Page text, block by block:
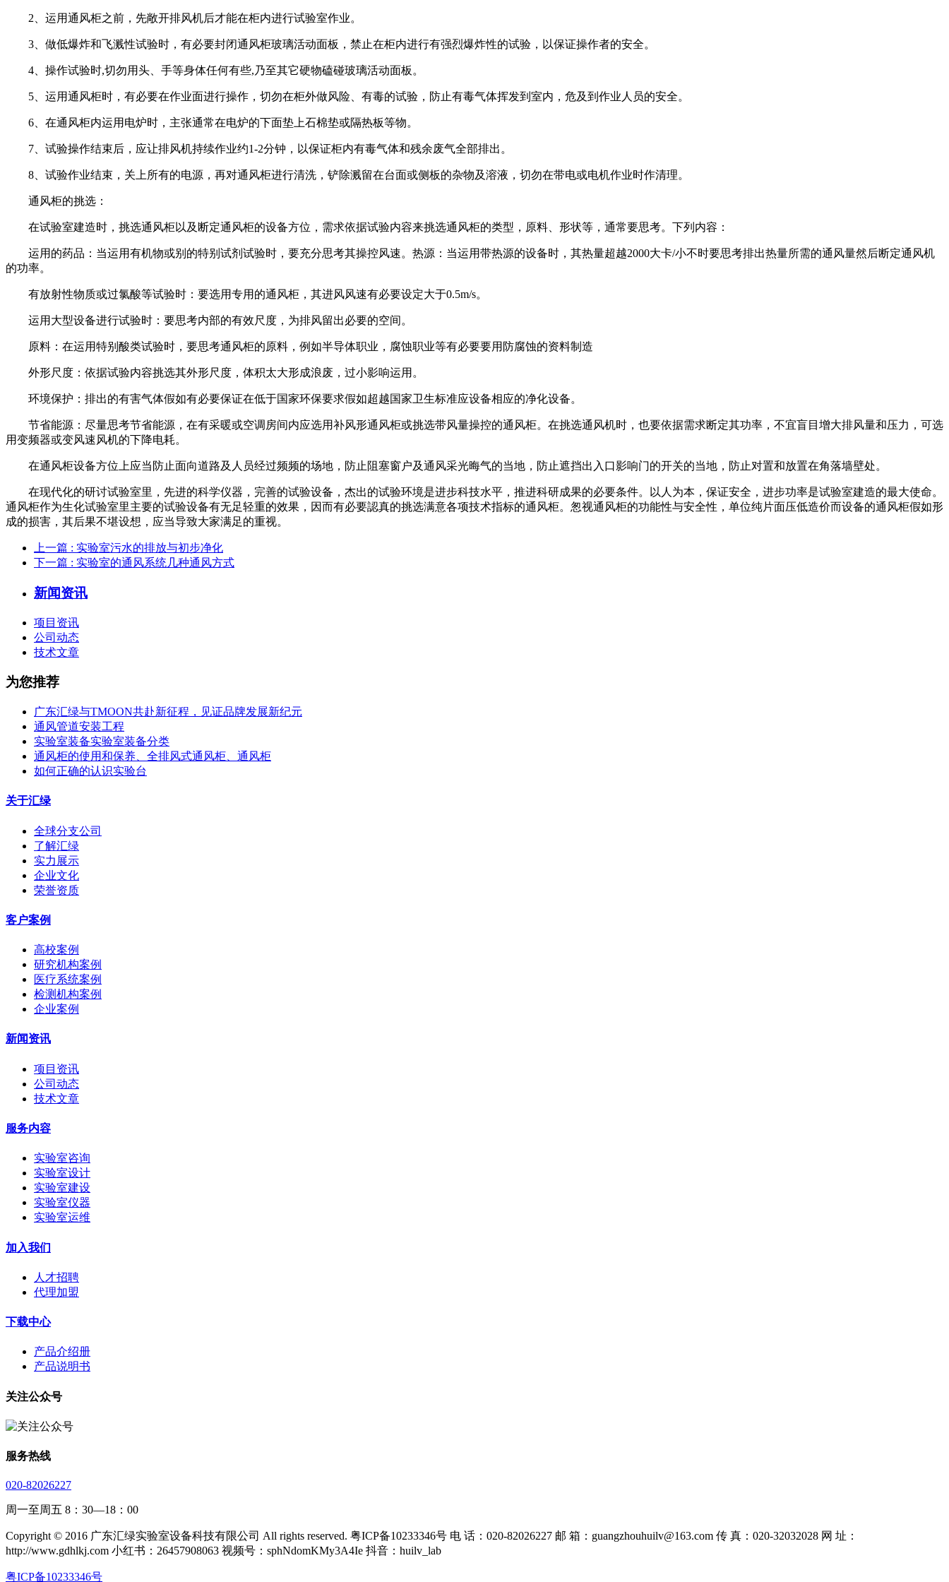
2、运用通风柜之前，先敞开排风机后才能在柜内进行试验室作业。
3、做低爆炸和飞溅性试验时，有必要封闭通风柜玻璃活动面板，禁止在柜内进行有强烈爆炸性的试验，以保证操作者的安全。
4、操作试验时,切勿用头、手等身体任何有些,乃至其它硬物磕碰玻璃活动面板。
5、运用通风柜时，有必要在作业面进行操作，切勿在柜外做风险、有毒的试验，防止有毒气体挥发到室内，危及到作业人员的安全。
6、在通风柜内运用电炉时，主张通常在电炉的下面垫上石棉垫或隔热板等物。
7、试验操作结束后，应让排风机持续作业约1-2分钟，以保证柜内有毒气体和残余废气全部排出。
8、试验作业结束，关上所有的电源，再对通风柜进行清洗，铲除溅留在台面或侧板的杂物及溶液，切勿在带电或电机作业时作清理。
通风柜的挑选：
在试验室建造时，挑选通风柜以及断定通风柜的设备方位，需求依据试验内容来挑选通风柜的类型，原料、形状等，通常要思考。下列内容：
运用的药品：当运用有机物或别的特别试剂试验时，要充分思考其操控风速。热源：当运用带热源的设备时，其热量超越2000大卡/小不时要思考排出热量所需的通风量然后断定通风机
的功率。
有放射性物质或过氯酸等试验时：要选用专用的通风柜，其进风风速有必要设定大于0.5m/s。
运用大型设备进行试验时：要思考内部的有效尺度，为排风留出必要的空间。
原料：在运用特别酸类试验时，要思考通风柜的原料，例如半导体职业，腐蚀职业等有必要要用防腐蚀的资料制造
外形尺度：依据试验内容挑选其外形尺度，体积太大形成浪废，过小影响运用。
环境保护：排出的有害气体假如有必要保证在低于国家环保要求假如超越国家卫生标准应设备相应的净化设备。
节省能源：尽量思考节省能源，在有采暖或空调房间内应选用补风形通风柜或挑选带风量操控的通风柜。在挑选通风机时，也要依据需求断定其功率，不宜盲目增大排风量和压力，可选
用变频器或变风速风机的下降电耗。
在通风柜设备方位上应当防止面向道路及人员经过频频的场地，防止阻塞窗户及通风采光晦气的当地，防止遮挡出入口影响门的开关的当地，防止对置和放置在角落墙壁处。
在现代化的研讨试验室里，先进的科学仪器，完善的试验设备，杰出的试验环境是进步科技水平，推进科研成果的必要条件。以人为本，保证安全，进步功率是试验室建造的最大使命。
通风柜作为生化试验室里主要的试验设备有无足轻重的效果，因而有必要認真的挑选满意各项技术指标的通风柜。怱视通风柜的功能性与安全性，单位纯片面压低造价而设备的通风柜假如形
成的损害，其后果不堪设想，应当导致大家满足的重视。
上一篇 : 实验室污水的排放与初步净化
下一篇 : 实验室的通风系统几种通风方式
新闻资讯
项目资讯
公司动态
技术文章
为您推荐
广东汇绿与TMOON共赴新征程，见证品牌发展新纪元
通风管道安装工程
实验室装备实验室装备分类
通风柜的使用和保养、全排风式通风柜、通风柜
如何正确的认识实验台
关于汇绿
全球分支公司
了解汇绿
实力展示
企业文化
荣誉资质
客户案例
高校案例
研究机构案例
医疗系统案例
检测机构案例
企业案例
新闻资讯
项目资讯
公司动态
技术文章
服务内容
实验室咨询
实验室设计
实验室建设
实验室仪器
实验室运维
加入我们
人才招聘
代理加盟
下载中心
产品介绍册
产品说明书
关注公众号
服务热线
020-82026227
周一至周五 8：30—18：00
Copyright © 2016 广东汇绿实验室设备科技有限公司 All rights reserved. 粤ICP备10233346号 电 话：020-82026227 邮 箱：guangzhouhuilv@163.com 传 真：020-32032028 网 址：
http://www.gdhlkj.com 小红书：26457908063 视频号：sphNdomKMy3A4Ie 抖音：huilv_lab
粤ICP备10233346号